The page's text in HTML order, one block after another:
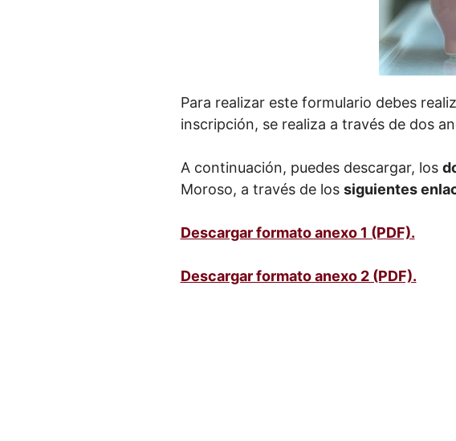
Para realizar este formulario debes
inscripción, se realiza a través de dos
A continuación, puedes descargar, los
Moroso, a través de los siguientes
Descargar formato anexo 1 (PDF).
Descargar formato anexo 2 (PDF).